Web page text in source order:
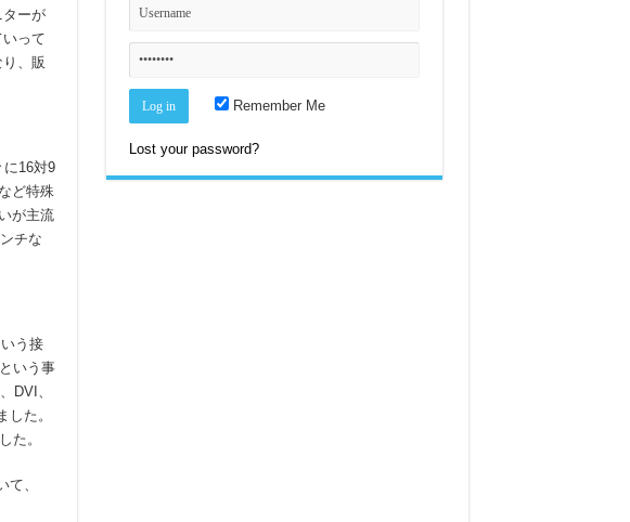
ーが
って
、販
16対9
ど特殊
が主流
チな
う接
いう事
DVI、
た。
た。
、
Remember Me
Lost your password?